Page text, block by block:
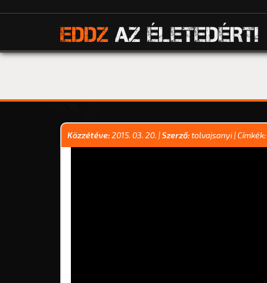
EDDZ AZ ÉLETEDÉRT!
Közzétéve:2015. 03. 20. |Szerző:tolvajsanyi| Címkék: